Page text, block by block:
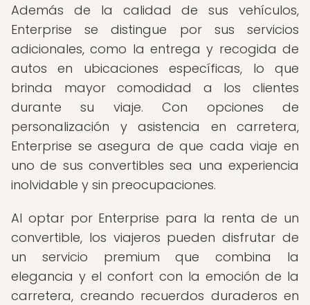
Además de la calidad de sus vehículos,
Enterprise se distingue por sus servicios
adicionales, como la entrega y recogida de
autos en ubicaciones específicas, lo que
brinda mayor comodidad a los clientes
durante su viaje. Con opciones de
personalización y asistencia en carretera,
Enterprise se asegura de que cada viaje en
uno de sus convertibles sea una experiencia
inolvidable y sin preocupaciones.
Al optar por Enterprise para la renta de un
convertible, los viajeros pueden disfrutar de
un servicio premium que combina la
elegancia y el confort con la emoción de la
carretera, creando recuerdos duraderos en